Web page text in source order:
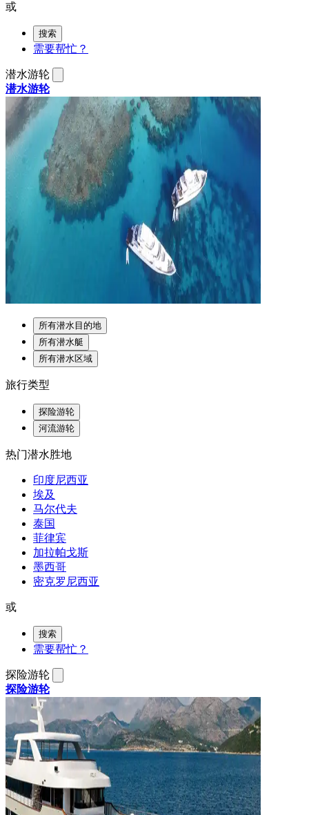
或
搜索
需要帮忙？
潜水游轮
潜水游轮
所有潜水目的地
所有潜水艇
所有潜水区域
旅行类型
探险游轮
河流游轮
热门潜水胜地
印度尼西亚
埃及
马尔代夫
泰国
菲律宾
加拉帕戈斯
墨西哥
密克罗尼西亚
或
搜索
需要帮忙？
探险游轮
探险游轮